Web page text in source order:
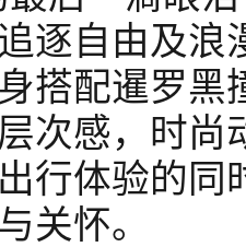
逐自由及
搭配暹罗黑
次感，时尚
行体验的同
关怀。